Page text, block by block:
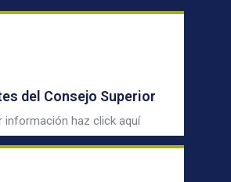
del Consejo Superior
información haz click aquí